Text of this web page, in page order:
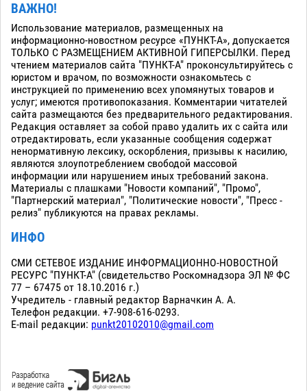
ВАЖНО!
Использование материалов, размещенных на
информационно-новостном ресурсе «ПУНКТ-А», допускается
ТОЛЬКО С РАЗМЕЩЕНИЕМ АКТИВНОЙ ГИПЕРСЫЛКИ. Перед
чтением материалов сайта "ПУНКТ-А" проконсультируйтесь с
юристом и врачом, по возможности ознакомьтесь с
инструкцией по применению всех упомянутых товаров и
услуг; имеются противопоказания. Комментарии читателей
сайта размещаются без предварительного редактирования.
Редакция оставляет за собой право удалить их с сайта или
отредактировать, если указанные сообщения содержат
ненормативную лексику, оскорбления, призывы к насилию,
являются злоупотреблением свободой массовой
информации или нарушением иных требований закона.
Материалы с плашками "Новости компаний", "Промо",
"Партнерский материал", "Политические новости", "Пресс -
релиз" публикуются на правах рекламы.
ИНФО
СМИ СЕТЕВОЕ ИЗДАНИЕ ИНФОРМАЦИОННО-НОВОСТНОЙ
РЕСУРС "ПУНКТ-А" (свидетельство Роскомнадзора ЭЛ № ФС
77 – 67475 от 18.10.2016 г.)
Учредитель - главный редактор Варначкин А. А.
Телефон редакции. +7-908-616-0293.
E-mail редакции: punkt20102010@gmail.com